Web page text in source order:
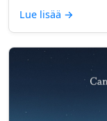
Lue lisää →